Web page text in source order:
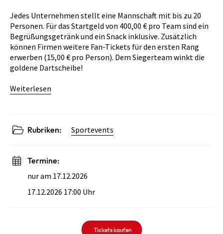
Jedes Unternehmen stellt eine Mannschaft mit bis zu 20
Personen. Für das Startgeld von 400,00 € pro Team sind ein
Begrüßungsgetränk und ein Snack inklusive. Zusätzlich
können Firmen weitere Fan-Tickets für den ersten Rang
erwerben (15,00 € pro Person). Dem Siegerteam winkt die
goldene Dartscheibe!
Weiterlesen
Rubriken: Sportevents
Termine:
nur am 17.12.2026
17.12.2026 17:00 Uhr
Tickets kaufen